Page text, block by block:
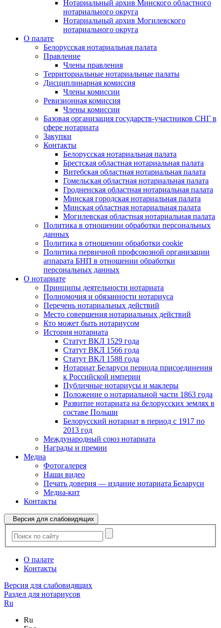
Нотариальный архив Минского областного
нотариального округа
Нотариальный архив Могилевского
нотариального округа
О палате
Белорусская нотариальная палата
Правление
Члены правления
Территориальные нотариальные палаты
Дисциплинарная комиссия
Члены комиссии
Ревизионная комиссия
Члены комиссии
Базовая организация государств-участников СНГ в
сфере нотариата
Закупки
Контакты
Белорусская нотариальная палата
Брестская областная нотариальная палата
Витебская областная нотариальная палата
Гомельская областная нотариальная палата
Гродненская областная нотариальная палата
Минская городская нотариальная палата
Минская областная нотариальная палата
Могилевская областная нотариальная палата
Политика в отношении обработки персональных
данных
Политика в отношении обработки cookie
Политика первичной профсоюзной организации
аппарата БНП в отношении обработки
персональных данных
О нотариате
Принципы деятельности нотариата
Полномочия и обязанности нотариуса
Перечень нотариальных действий
Место совершения нотариальных действий
Кто может быть нотариусом
История нотариата
Статут ВКЛ 1529 года
Статут ВКЛ 1566 года
Статут ВКЛ 1588 года
Нотариат Беларуси периода присоединения
к Российской империи
Публичные нотариусы и маклеры
Положение о нотариальной части 1863 года
Развитие нотариата на белорусских землях в
составе Польши
Белорусский нотариат в период с 1917 по
2013 год
Международный союз нотариата
Награды и премии
Медиа
Фотогалерея
Наши видео
Печать доверия — издание нотариата Беларуси
Медиа-кит
Контакты
Версия для слабовидящих
О палате
Контакты
Версия для слабовидящих
Раздел для нотариусов
Ru
Ru